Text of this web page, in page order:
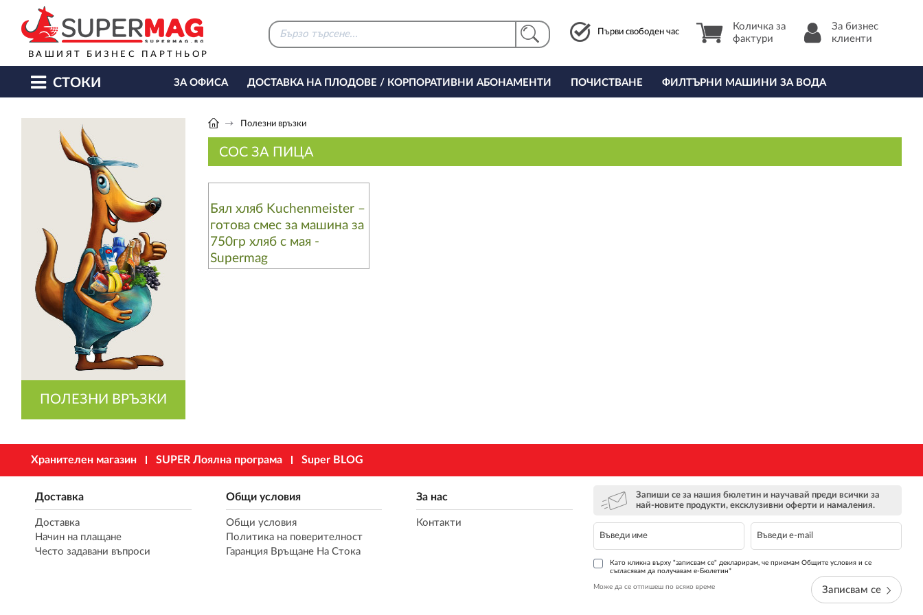
ВАШИЯТ БИЗНЕС ПАРТНЬОР
Първи свободен час
Количка за
фактури
За бизнес
клиенти
СТОКИ ЗА ОФИСА ДОСТАВКА НА ПЛОДОВЕ / КОРПОРАТИВНИ АБОНАМЕНТИ ПОЧИСТВАНЕ ФИЛТЪРНИ МАШИНИ ЗА ВОДА
ПОЛЕЗНИ ВРЪЗКИ
Полезни връзки
СОС ЗА ПИЦА
Бял хляб Kuchenmeister –
готова смес за машина за
750гр хляб с мая -
Supermag
Хранителен магазин SUPER Лоялна програма Super BLOG
Доставка
Доставка
Начин на плащане
Често задавани въпроси
Общи условия
Общи условия
Политика на поверителност
Гаранция Връщане На Стока
За нас
Контакти
Запиши се за нашия бюлетин и научавай преди всички за
най-новите продукти, ексклузивни оферти и намаления.
Като кликна върху "записвам се" декларирам, че приемам Общите условия и се
съгласявам да получавам е-Бюлетин*
Може да се отпишеш по всяко време Записвам се